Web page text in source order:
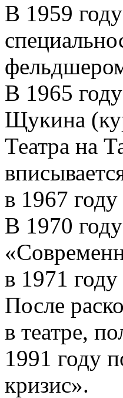
В 1959
В 1965
Щукина
Театра на
в 1967
В 1970
в 1971
После
в театре,
1991 году
кризис».